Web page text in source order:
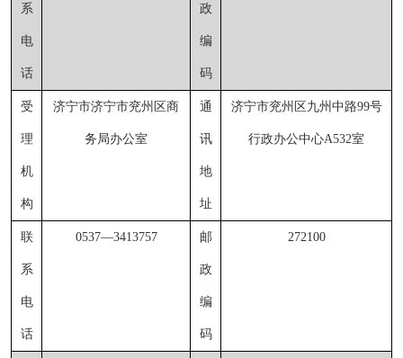
系
电
话
政
编
码
受
理
机
构
济宁市济宁市兖州区商
务局办公室
通
讯
地
址
济宁市兖州区九州中路99号
行政办公中心A532室
联
系
电
话
0537—3413757 邮
政
编
码
272100